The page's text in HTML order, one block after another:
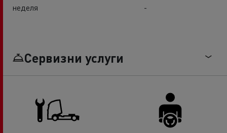
неделя
-
Сервизни услуги